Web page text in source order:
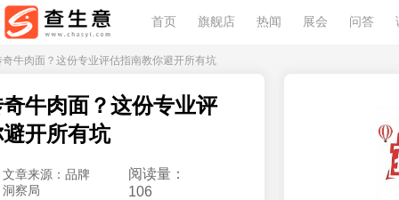
首页 旗舰店 热闻 展会 问答
牛肉面？这份专业评估指南教你避开所有坑
牛肉面？这份专业评
开所有坑
文章来源：品牌
洞察局
阅读量：
106